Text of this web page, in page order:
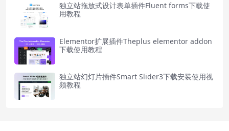
独立站拖放式设计表单插件Fluent forms下载使
用教程
Elementor扩展插件Theplus elementor addon
下载使用教程
独立站幻灯片插件Smart Slider3下载安装使用视
频教程